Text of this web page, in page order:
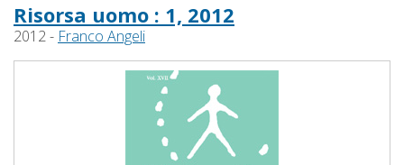
Risorsa uomo : 1, 2012
2012 - Franco Angeli